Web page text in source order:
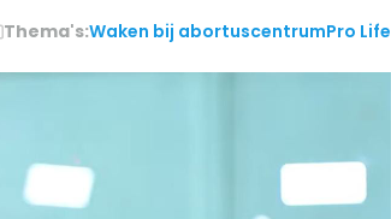
Thema's:Waken bij abortuscentrumPro Life